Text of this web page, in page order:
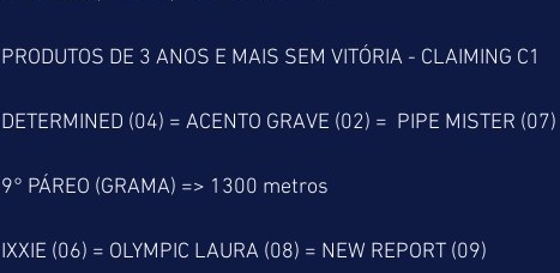
PRODUTOS DE 3 ANOS E MAIS SEM VITÓRIA - CLAIMING C1
DETERMINED (04) = ACENTO GRAVE (02) =  PIPE MISTER (07)
9° PÁREO (GRAMA) => 1300 metros
IXXIE (06) = OLYMPIC LAURA (08) = NEW REPORT (09)